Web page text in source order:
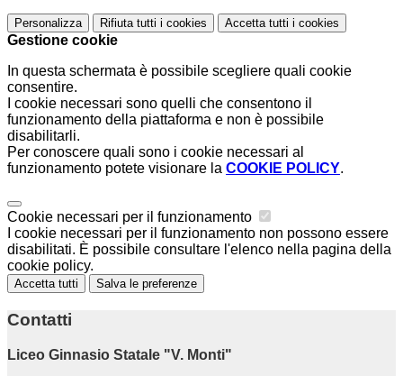
Personalizza Rifiuta tutti i cookies Accetta tutti i cookies
Gestione cookie
In questa schermata è possibile scegliere quali cookie
consentire.
I cookie necessari sono quelli che consentono il
funzionamento della piattaforma e non è possibile
disabilitarli.
Per conoscere quali sono i cookie necessari al
funzionamento potete visionare la COOKIE POLICY.
Cookie necessari per il funzionamento
I cookie necessari per il funzionamento non possono essere
disabilitati. È possibile consultare l'elenco nella pagina della
cookie policy.
Accetta tutti Salva le preferenze
Contatti
Liceo Ginnasio Statale "V. Monti"